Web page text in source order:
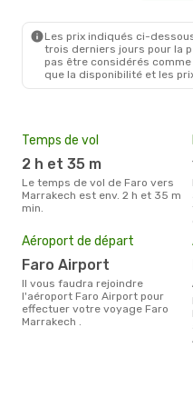
Les prix indiqués ci-
trois derniers jours pour la
pas être considérés
que la disponibilité et les
Temps de vol
2 h et 35 m
Le temps de vol de Faro vers
Marrakech est env. 2 h et 35 m
min.
Aéroport de départ
Faro Airport
Il vous faudra rejoindre
l'aéroport Faro Airport pour
effectuer votre voyage Faro
Marrakech .